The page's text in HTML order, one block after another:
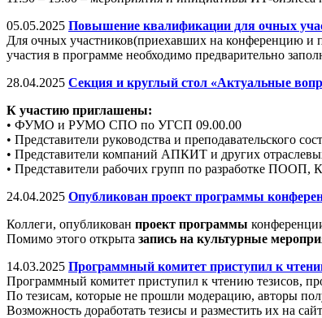
05.05.2025 Повышение квалификации для очных
Для очных участников(приехавших на конференцию и
участия в программе необходимо предварительно
28.04.2025 Секция и круглый стол «Актуальные
К участию приглашены:
• ФУМО и РУМО СПО по УГСП 09.00.00
• Представители руководства и преподавательского
• Представители компаний АПКИТ и других
• Представители рабочих групп по разработке ПООП,
24.04.2025 Опубликован проект программы
Коллеги, опубликован проект программы
Помимо этого открыта запись на культурные
14.03.2025 Программный комитет приступил к
Программный комитет приступил к чтению тезисов,
По тезисам, которые не прошли модерацию, авторы
Возможность доработать тезисы и разместить их на